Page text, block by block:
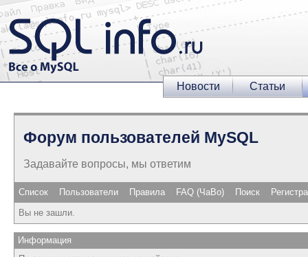
Новости Статьи
Форум пользователей MySQL
Задавайте вопросы, мы ответим
Список Пользователи Правила FAQ (ЧаВо) Поиск
Вы не зашли.
Информация